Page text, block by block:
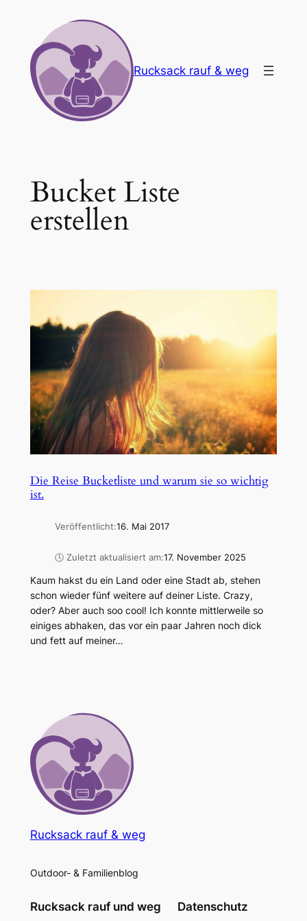
springen
Rucksack rauf & weg
Bucket Liste
erstellen
Die Reise Bucketliste und warum sie so wichtig
ist.
Veröffentlicht:16. Mai 2017
🕓 Zuletzt aktualisiert am:17. November 2025
Kaum hakst du ein Land oder eine Stadt ab, stehen
schon wieder fünf weitere auf deiner Liste. Crazy,
oder? Aber auch soo cool! Ich konnte mittlerweile so
einiges abhaken, das vor ein paar Jahren noch dick
und fett auf meiner…
Rucksack rauf & weg
Outdoor- & Familienblog
Rucksack rauf und weg Datenschutz